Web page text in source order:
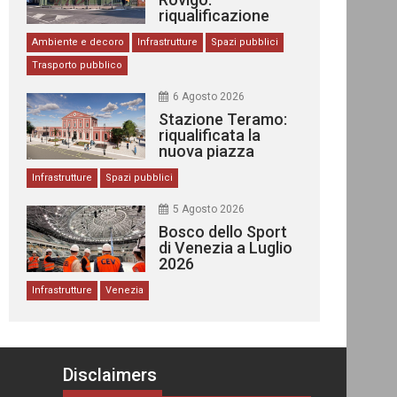
riqualificazione
delle stazioni
Ambiente e decoro Infrastrutture
Spazi pubblici
Trasporto pubblico
6 Agosto 2026
Stazione Teramo:
riqualificata la
nuova piazza
urbana
Infrastrutture Spazi pubblici
5 Agosto 2026
Bosco dello Sport
di Venezia a Luglio
2026
Infrastrutture Venezia
Disclaimers